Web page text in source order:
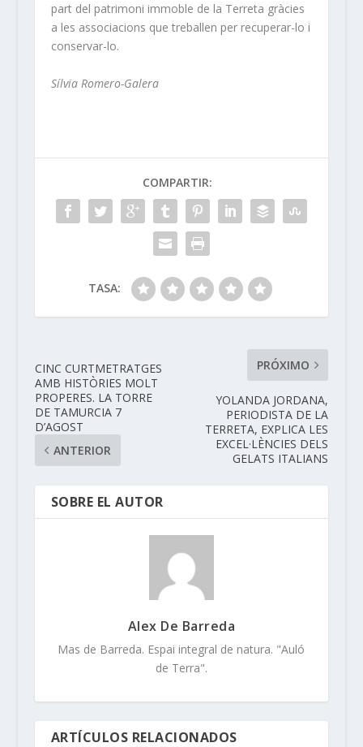
part del patrimoni immoble de la Terreta gràcies
a les associacions que treballen per recuperar-lo i
conservar-lo.
Sílvia Romero-Galera
COMPARTIR:
TASA:
CINC CURTMETRATGES
AMB HISTÒRIES MOLT
PROPERES. LA TORRE
DE TAMURCIA 7
D’AGOST
ANTERIOR
PRÓXIMO
YOLANDA JORDANA,
PERIODISTA DE LA
TERRETA, EXPLICA LES
EXCEL·LÈNCIES DELS
GELATS ITALIANS
SOBRE EL AUTOR
Alex De Barreda
Mas de Barreda. Espai integral de natura. "Auló
de Terra".
ARTÍCULOS RELACIONADOS